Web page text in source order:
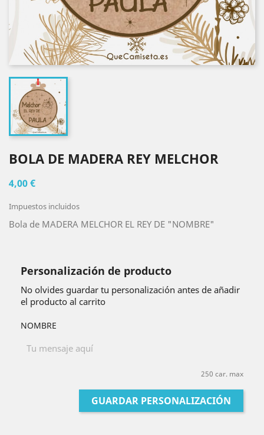
BOLA DE MADERA REY MELCHOR
4,00 €
Impuestos incluidos
Bola de MADERA MELCHOR EL REY DE "NOMBRE"
Personalización de producto
No olvides guardar tu personalización antes de añadir
el producto al carrito
NOMBRE
250 car. max
GUARDAR PERSONALIZACIÓN